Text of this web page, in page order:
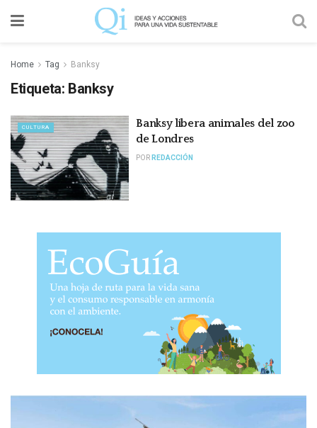
Home Tag Banksy
Etiqueta: Banksy
CULTURA
Banksy libera animales del zoo
de Londres
POR REDACCIÓN